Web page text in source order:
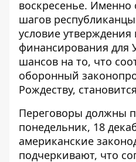
воскресенье. Именно
шагов
условие утверждения
финансирования для
шансов на то, что
оборонный
Рождеству,
Переговоры должны
понедельник, 18
американские
подчеркивают, что